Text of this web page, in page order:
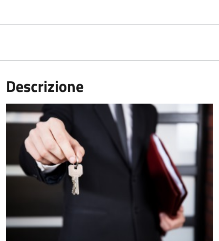
Descrizione